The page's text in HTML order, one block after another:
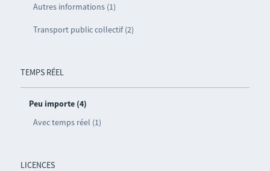
Autres informations (1)
Transport public collectif (2)
TEMPS RÉEL
Peu importe (4)
Avec temps réel (1)
LICENCES